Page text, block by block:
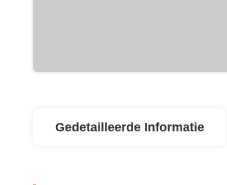
Gedetailleerde Informatie